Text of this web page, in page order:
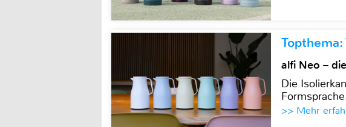
alfi Neo –
Die
>> Mehr